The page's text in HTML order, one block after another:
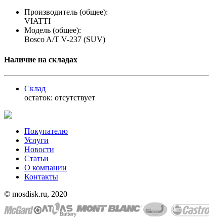
Производитель (общее):
VIATTI
Модель (общее):
Bosco A/T V-237 (SUV)
Наличие на складах
Склад
остаток: отсутствует
Покупателю
Услуги
Новости
Статьи
О компании
Контакты
© mosdisk.ru, 2020